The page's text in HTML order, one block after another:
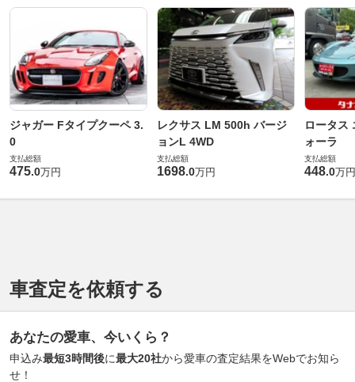
ジャガー Fタイプクーペ 3.
0
支払総額
475.0万円
レクサス LM 500h バージ
ョンL 4WD
支払総額
1698.0万円
ロータス
ォーラ
支払総額
448.0万円
車査定を依頼する
あなたの愛車、今いくら？
申込み最短3時間後に最大20社から愛車の査定結果をWebでお知ら
せ！